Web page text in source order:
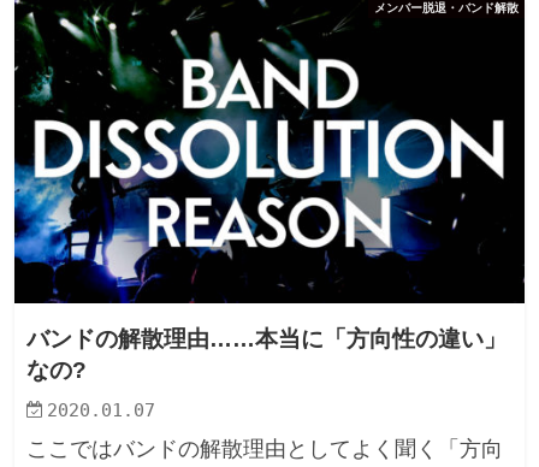
メンバー脱退・バンド解散
バンドの解散理由……本当に「方向性の違い」
なの?
2020.01.07
ここではバンドの解散理由としてよく聞く「方向